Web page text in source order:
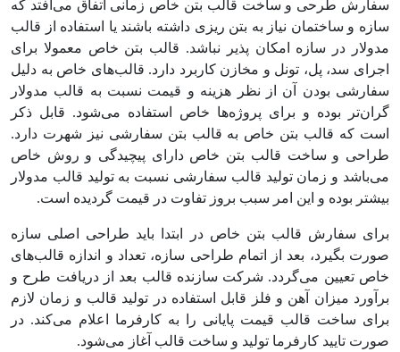
سفارش طرحی و ساخت قالب بتن خاص زمانی اتفاق می‌افتد که
سازه‌ و ساختمان نیاز به بتن ریزی داشته باشند یا استفاده از قالب
مدولار در سازه امکان پذیر نباشد. قالب‌ بتن خاص معمولا برای
اجرای سد، پل، تونل و مخازن کاربرد دارد. قالب‌های خاص به دلیل
سفارشی بودن آن از نظر هزینه و قیمت نسبت به قالب مدولار
گران‌تر بوده و برای پروژه‌ها خاص استفاده می‌شود. قابل ذکر
است که قالب بتن خاص به قالب بتن سفارشی نیز شهرت دارد.
طراحی و ساخت قالب‌ بتن خاص دارای پیچیدگی و روش خاص
می‌باشد و زمان تولید قالب سفارشی نسبت به تولید قالب مدولار
بیشتر بوده و این امر سبب بروز تفاوت در قیمت گردیده است.
برای سفارش قالب بتن خاص در ابتدا باید طراحی اصلی سازه
صورت بگیرد، بعد از اتمام طراحی سازه، تعداد و اندازه قالب‌های
خاص تعیین می‌گردد. شرکت سازنده قالب بعد از دریافت طرح و
برآورد میزان آهن و فلز قابل استفاده در تولید قالب و زمان لازم
برای ساخت قالب قیمت پایانی را به کارفرما اعلام می‌کند. در
صورت تایید کارفرما تولید و ساخت قالب آغاز می‌شود.